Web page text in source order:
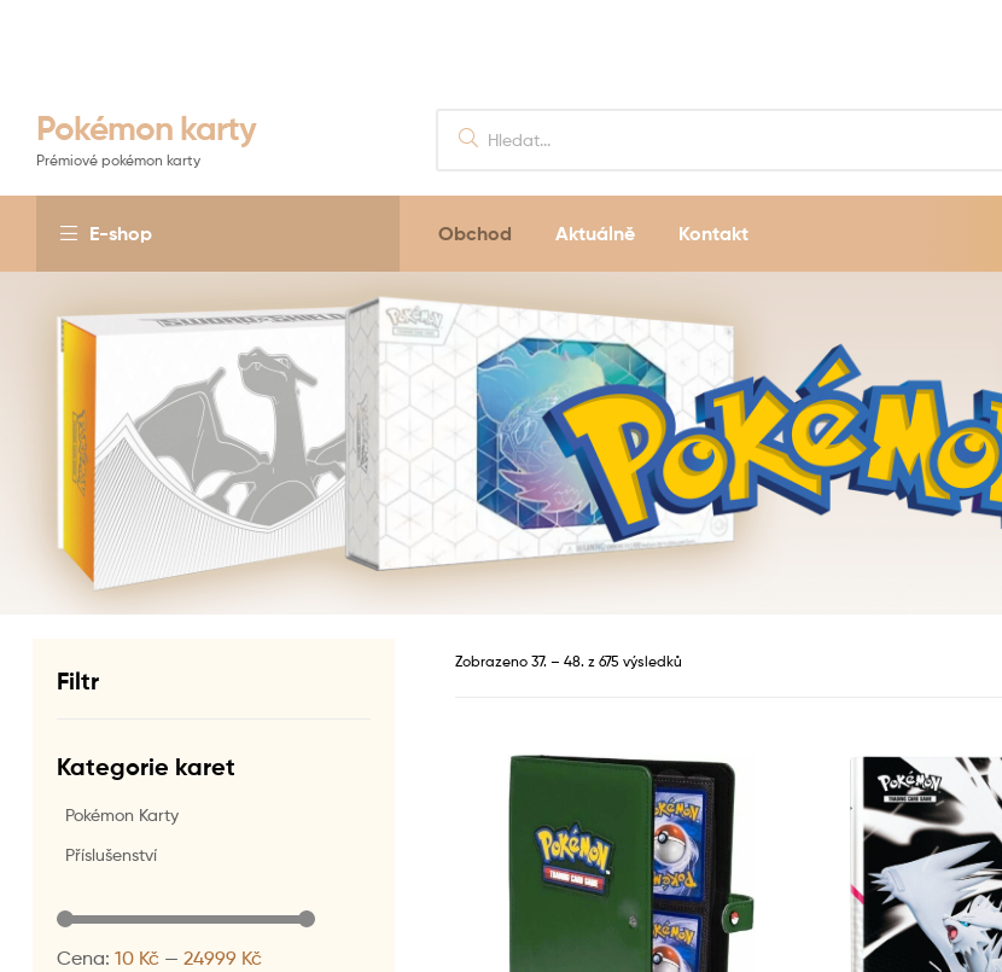
Pokémon karty
Prémiové pokémon karty
E-shop Obchod Aktuálně Kontakt
Zobrazeno 37. – 48. z 675 výsledků
Filtr
Kategorie karet
Pokémon Karty
Příslušenství
Cena: 10 Kč — 24999 Kč